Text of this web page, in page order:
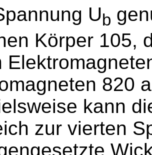
Ub
Körper 105,
820
kann
zur vierten